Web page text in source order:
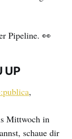
Pipeline. 👀
UP
,
Mittwoch in
schaue dir